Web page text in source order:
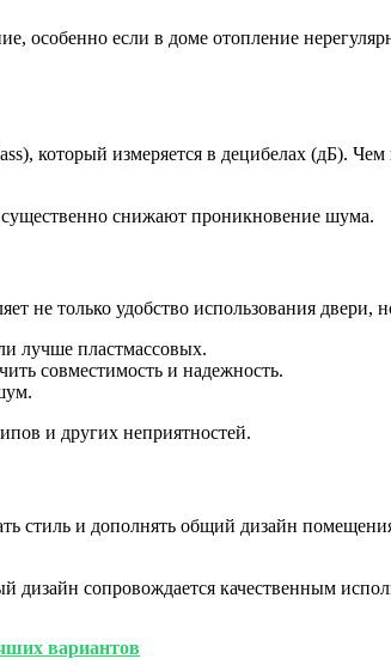
особенно если в доме отопление
который измеряется в децибелах (дБ).
снижают проникновение шума.
только удобство использования двери,
лучше пластмассовых.
совместимость и надежность.
и других неприятностей.
стиль и дополнять общий дизайн
сопровождается качественным
вариантов